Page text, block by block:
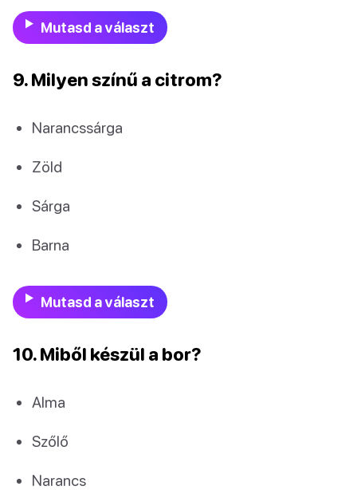
Mutasd a választ
9. Milyen színű a citrom?
Narancssárga
Zöld
Sárga
Barna
Mutasd a választ
10. Miből készül a bor?
Alma
Szőlő
Narancs